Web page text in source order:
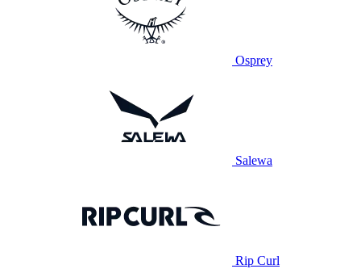
Osprey
Salewa
Rip Curl